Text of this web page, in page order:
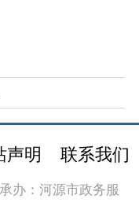
声明 联系我们
承办：河源市政务服